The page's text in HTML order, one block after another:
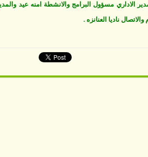
الاداري مسؤول البرامج والانشطة امنه عيد
ناديا العنانزه .